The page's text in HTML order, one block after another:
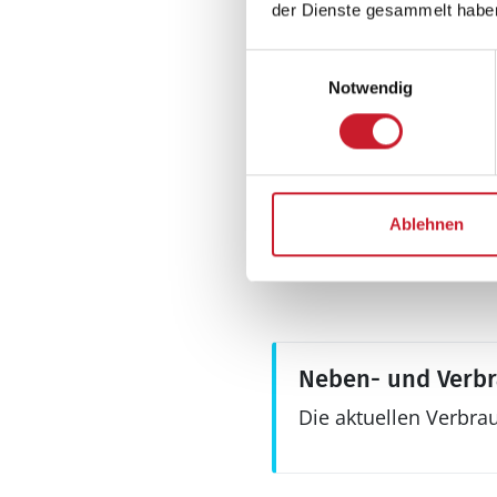
der Dienste gesammelt
Notwendig
Ablehnen
Aussenbereich
Gartenmöbel
Grill
Sandkiste
Terrasse: 1
Neben- und
Die aktuellen